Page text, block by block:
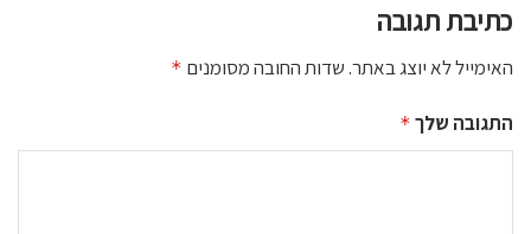
כתיבת תגובה
האימייל לא יוצג באתר.שדות החובה מסומנים *
התגובה שלך *